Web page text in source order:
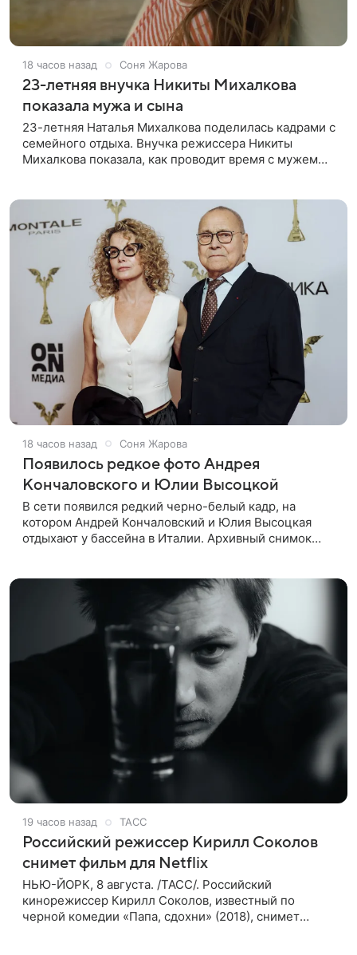
18 часов назад Соня Жарова
23-летняя внучка Никиты Михалкова
показала мужа и сына
23-летняя Наталья Михалкова поделилась кадрами с
семейного отдыха. Внучка режиссера Никиты
Михалкова показала, как проводит время с мужем
18 часов назад Соня Жарова
Появилось редкое фото Андрея
Кончаловского и Юлии Высоцкой
В сети появился редкий черно-белый кадр, на
котором Андрей Кончаловский и Юлия Высоцкая
отдыхают у бассейна в Италии. Архивный снимок
19 часов назад ТАСС
Российский режиссер Кирилл Соколов
снимет фильм для Netflix
НЬЮ-ЙОРК, 8 августа. /ТАСС/. Российский
кинорежиссер Кирилл Соколов, известный по
черной комедии «Папа, сдохни» (2018), снимет